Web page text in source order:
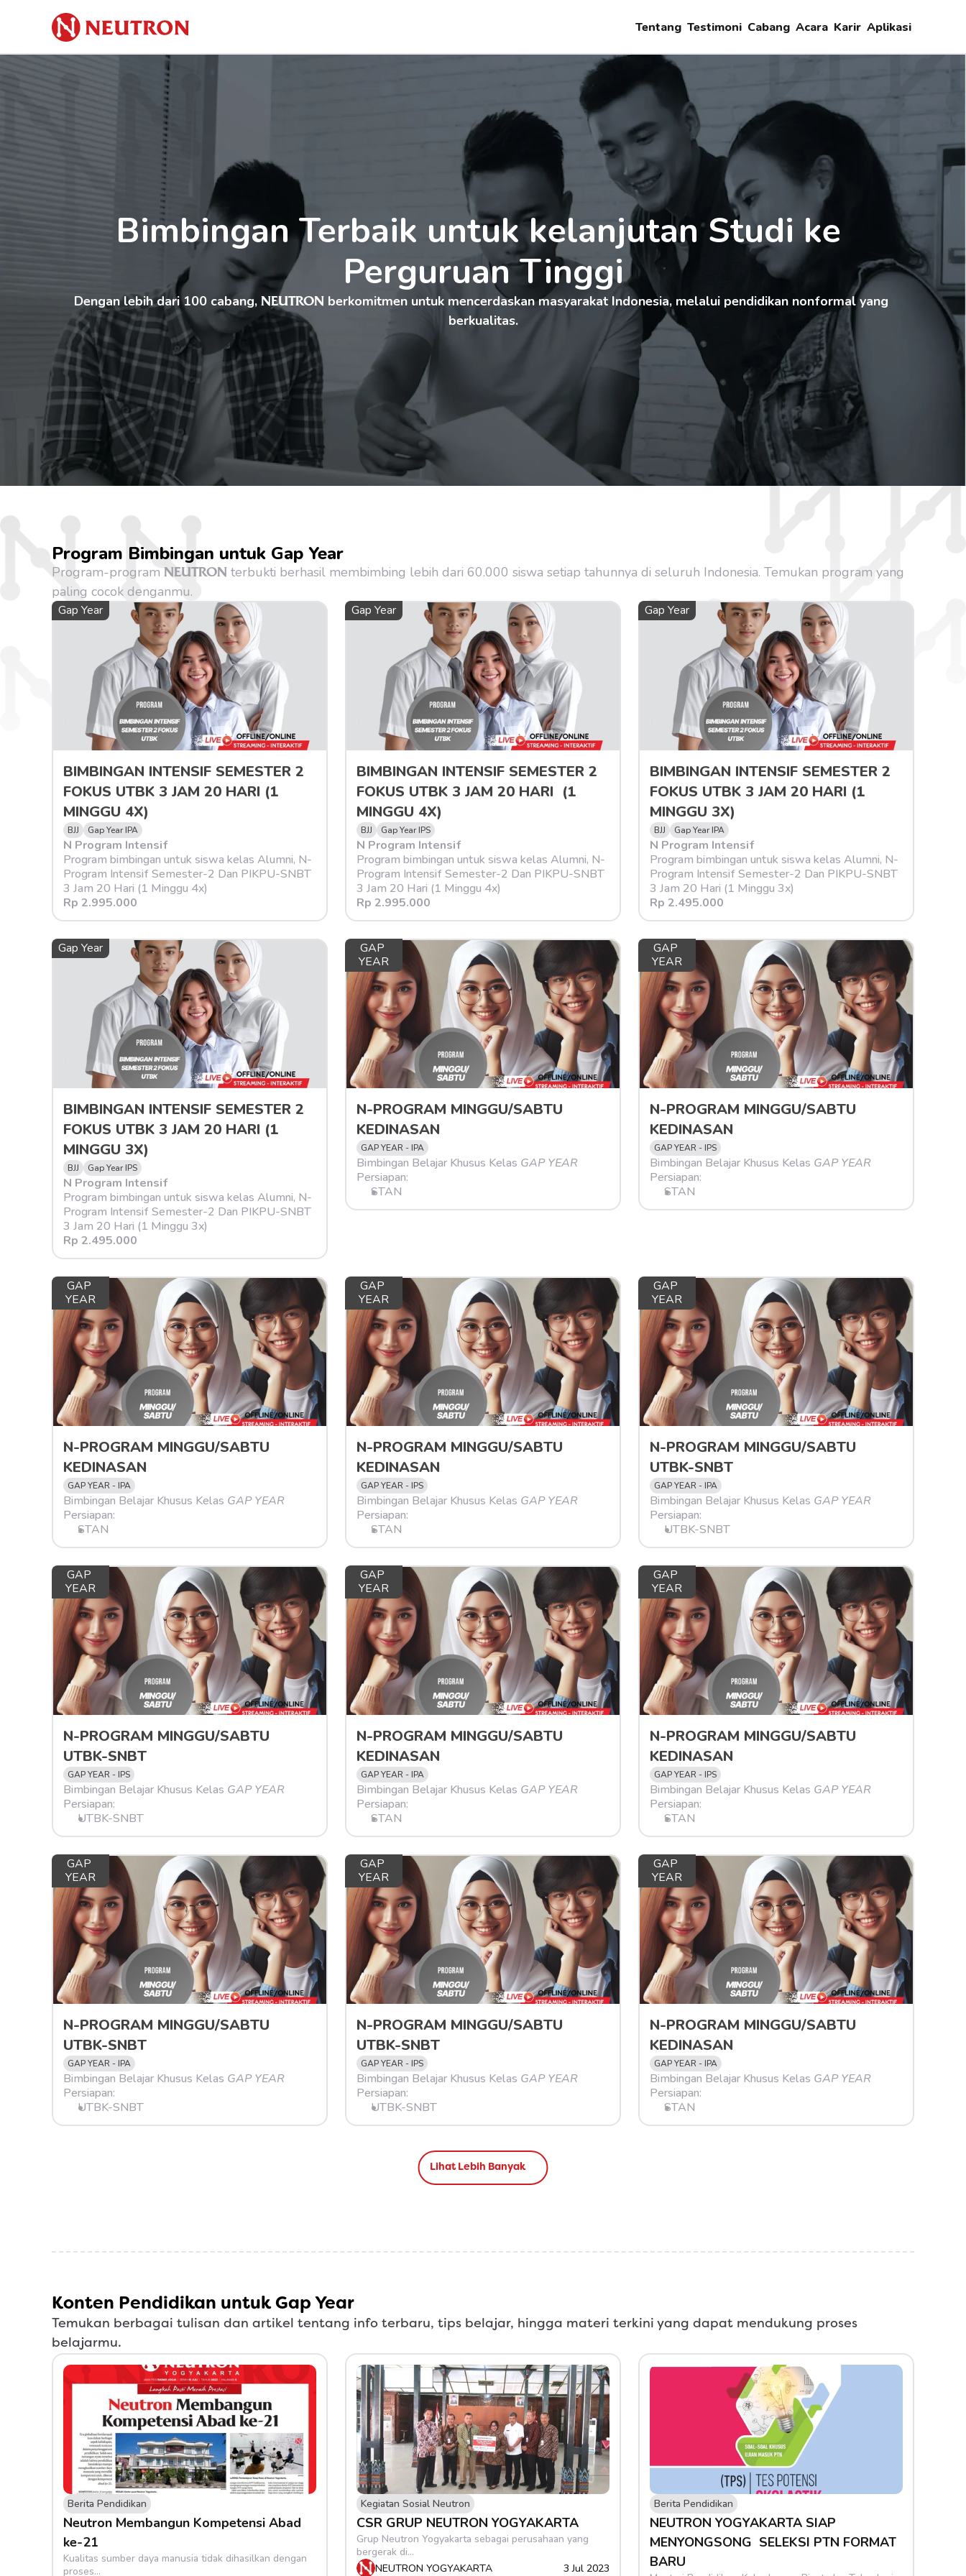
Tentang Testimoni Cabang Acara Karir Aplikasi
Bimbingan Terbaik untuk kelanjutan Studi ke
Perguruan Tinggi
Dengan lebih dari 100 cabang, NEUTRON berkomitmen untuk mencerdaskan masyarakat Indonesia, melalui pendidikan nonformal yang
berkualitas.
Program Bimbingan untuk Gap Year
Program-program NEUTRON terbukti berhasil membimbing lebih dari 60.000 siswa setiap tahunnya di seluruh Indonesia. Temukan program yang
paling cocok denganmu.
Gap Year
BIMBINGAN INTENSIF SEMESTER 2
FOKUS UTBK 3 JAM 20 HARI (1
MINGGU 4X)
BJJ Gap Year IPA
N Program Intensif
Program bimbingan untuk siswa kelas Alumni, N-
Program Intensif Semester-2 Dan PIKPU-SNBT
3 Jam 20 Hari (1 Minggu 4x)
Rp 2.995.000
Gap Year
BIMBINGAN INTENSIF SEMESTER 2
FOKUS UTBK 3 JAM 20 HARI  (1
MINGGU 4X)
BJJ Gap Year IPS
N Program Intensif
Program bimbingan untuk siswa kelas Alumni, N-
Program Intensif Semester-2 Dan PIKPU-SNBT
3 Jam 20 Hari (1 Minggu 4x)
Rp 2.995.000
Gap Year
BIMBINGAN INTENSIF SEMESTER 2
FOKUS UTBK 3 JAM 20 HARI (1
MINGGU 3X)
BJJ Gap Year IPA
N Program Intensif
Program bimbingan untuk siswa kelas Alumni, N-
Program Intensif Semester-2 Dan PIKPU-SNBT
3 Jam 20 Hari (1 Minggu 3x)
Rp 2.495.000
Gap Year
BIMBINGAN INTENSIF SEMESTER 2
FOKUS UTBK 3 JAM 20 HARI (1
MINGGU 3X)
BJJ Gap Year IPS
N Program Intensif
Program bimbingan untuk siswa kelas Alumni, N-
Program Intensif Semester-2 Dan PIKPU-SNBT
3 Jam 20 Hari (1 Minggu 3x)
Rp 2.495.000
GAP
YEAR
N-PROGRAM MINGGU/SABTU
KEDINASAN
GAP YEAR - IPA
Bimbingan Belajar Khusus Kelas GAP YEAR
Persiapan:
STAN
GAP
YEAR
N-PROGRAM MINGGU/SABTU
KEDINASAN
GAP YEAR - IPS
Bimbingan Belajar Khusus Kelas GAP YEAR
Persiapan:
STAN
GAP
YEAR
N-PROGRAM MINGGU/SABTU
KEDINASAN
GAP YEAR - IPA
Bimbingan Belajar Khusus Kelas GAP YEAR
Persiapan:
STAN
GAP
YEAR
N-PROGRAM MINGGU/SABTU
KEDINASAN
GAP YEAR - IPS
Bimbingan Belajar Khusus Kelas GAP YEAR
Persiapan:
STAN
GAP
YEAR
N-PROGRAM MINGGU/SABTU
UTBK-SNBT
GAP YEAR - IPA
Bimbingan Belajar Khusus Kelas GAP YEAR
Persiapan:
UTBK-SNBT
GAP
YEAR
N-PROGRAM MINGGU/SABTU
UTBK-SNBT
GAP YEAR - IPS
Bimbingan Belajar Khusus Kelas GAP YEAR
Persiapan:
UTBK-SNBT
GAP
YEAR
N-PROGRAM MINGGU/SABTU
KEDINASAN
GAP YEAR - IPA
Bimbingan Belajar Khusus Kelas GAP YEAR
Persiapan:
STAN
GAP
YEAR
N-PROGRAM MINGGU/SABTU
KEDINASAN
GAP YEAR - IPS
Bimbingan Belajar Khusus Kelas GAP YEAR
Persiapan:
STAN
GAP
YEAR
N-PROGRAM MINGGU/SABTU
UTBK-SNBT
GAP YEAR - IPA
Bimbingan Belajar Khusus Kelas GAP YEAR
Persiapan:
UTBK-SNBT
GAP
YEAR
N-PROGRAM MINGGU/SABTU
UTBK-SNBT
GAP YEAR - IPS
Bimbingan Belajar Khusus Kelas GAP YEAR
Persiapan:
UTBK-SNBT
GAP
YEAR
N-PROGRAM MINGGU/SABTU
KEDINASAN
GAP YEAR - IPA
Bimbingan Belajar Khusus Kelas GAP YEAR
Persiapan:
STAN
Lihat Lebih Banyak
Konten Pendidikan untuk Gap Year
Temukan berbagai tulisan dan artikel tentang info terbaru, tips belajar, hingga materi terkini yang dapat mendukung proses
belajarmu.
Berita Pendidikan
Neutron Membangun Kompetensi Abad
ke-21
Kualitas sumber daya manusia tidak dihasilkan dengan
proses...
Kegiatan Sosial Neutron
CSR GRUP NEUTRON YOGYAKARTA
Grup Neutron Yogyakarta sebagai perusahaan yang
bergerak di...
NEUTRON YOGYAKARTA
3 Jul 2023
Berita Pendidikan
NEUTRON YOGYAKARTA SIAP
MENYONGSONG  SELEKSI PTN FORMAT
BARU